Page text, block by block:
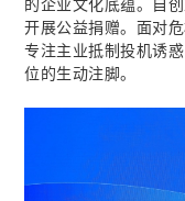
的企业文化底蕴。自
开展公益捐赠。面对
专注主业抵制投机诱
位的生动注脚。